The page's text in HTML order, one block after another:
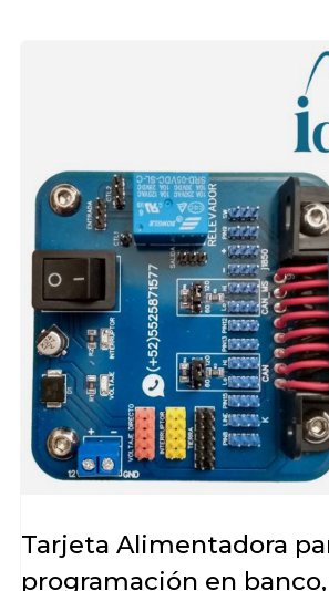
Tarjeta Alimentadora
programación en